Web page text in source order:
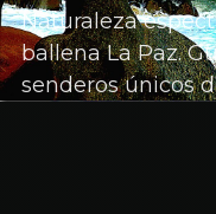
Naturaleza
ballena La Paz.
senderos únicos